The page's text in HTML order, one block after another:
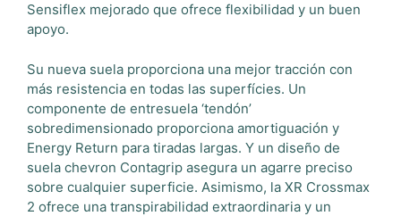
Sensiflex mejorado que ofrece flexibilidad y un buen
apoyo.
Su nueva suela proporciona una mejor tracción con
más resistencia en todas las superfícies. Un
componente de entresuela ‘tendón’
sobredimensionado proporciona amortiguación y
Energy Return para tiradas largas. Y un diseño de
suela chevron Contagrip asegura un agarre preciso
sobre cualquier superficie. Asimismo, la XR Crossmax
2 ofrece una transpirabilidad extraordinaria y un